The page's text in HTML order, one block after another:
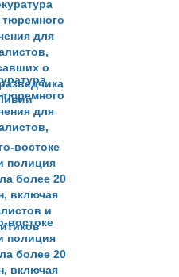
тюремного
для
о
востоке
полиция
более 20
включая